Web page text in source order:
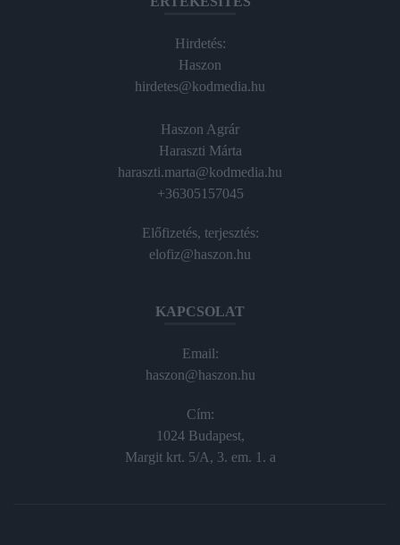
Hirdetés:
Haszon
hirdetes@kodmedia.hu
Haszon Agrár
Haraszti Márta
haraszti.marta@kodmedia.hu
+36305157045
Előfizetés, terjesztés:
elofiz@haszon.hu
KAPCSOLAT
Email:
haszon@haszon.hu
Cím:
1024 Budapest,
Margit krt. 5/A, 3. em. 1. a